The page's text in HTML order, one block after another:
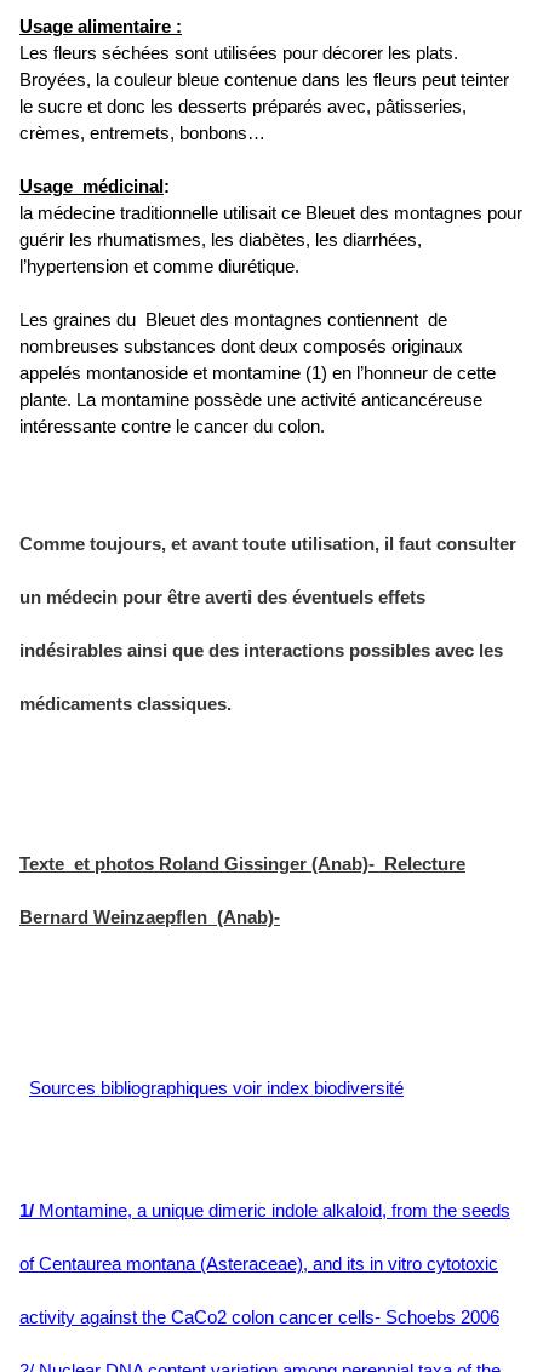
Usage alimentaire :
Les fleurs séchées sont utilisées pour décorer les plats.
Broyées, la couleur bleue contenue dans les fleurs peut teinter
le sucre et donc les desserts préparés avec, pâtisseries,
crèmes, entremets, bonbons…
Usage médicinal :
la médecine traditionnelle utilisait ce Bleuet des montagnes pour
guérir les rhumatismes, les diabètes, les diarrhées,
l’hypertension et comme diurétique.
Les graines du Bleuet des montagnes contiennent de
nombreuses substances dont deux composés originaux
appelés montanoside et montamine (1) en l’honneur de cette
plante. La montamine possède une activité anticancéreuse
intéressante contre le cancer du colon.
Comme toujours, et avant toute utilisation, il faut consulter
un médecin pour être averti des éventuels effets
indésirables ainsi que des interactions possibles avec les
médicaments classiques.
Texte et photos Roland Gissinger (Anab)- Relecture
Bernard Weinzaepflen (Anab)-
Sources bibliographiques voir index biodiversité
1/ Montamine, a unique dimeric indole alkaloid, from the seeds
of Centaurea montana (Asteraceae), and its in vitro cytotoxic
activity against the CaCo2 colon cancer cells- Schoebs 2006